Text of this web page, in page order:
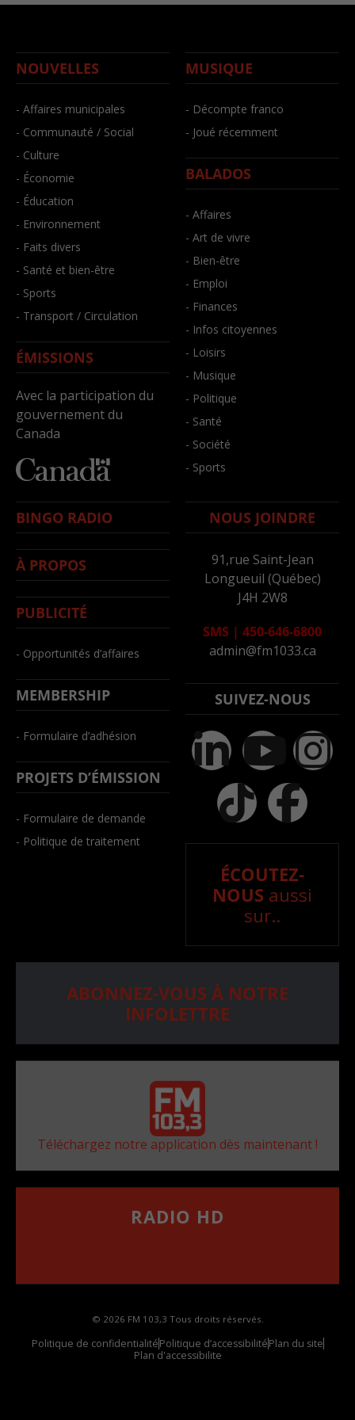
NOUVELLES
- Affaires municipales
- Communauté / Social
- Culture
- Économie
- Éducation
- Environnement
- Faits divers
- Santé et bien-être
- Sports
- Transport / Circulation
ÉMISSIONS
Avec la participation du
gouvernement du
Canada
MUSIQUE
- Décompte franco
- Joué récemment
BALADOS
- Affaires
- Art de vivre
- Bien-être
- Emploi
- Finances
- Infos citoyennes
- Loisirs
- Musique
- Politique
- Santé
- Société
- Sports
BINGO RADIO
À PROPOS
PUBLICITÉ
- Opportunités d’affaires
MEMBERSHIP
- Formulaire d’adhésion
PROJETS D’ÉMISSION
- Formulaire de demande
- Politique de traitement
NOUS JOINDRE
91,rue Saint-Jean
Longueuil (Québec)
J4H 2W8
SMS | 450-646-6800
admin@fm1033.ca
SUIVEZ-NOUS
ÉCOUTEZ-
NOUS aussi
sur..
ABONNEZ-VOUS À NOTRE
INFOLETTRE
Téléchargez notre application dès maintenant !
RADIO HD
© 2026 FM 103,3 Tous droits réservés.
Politique de confidentialitéPolitique d’accessibilitéPlan du site
Plan d'accessibilite